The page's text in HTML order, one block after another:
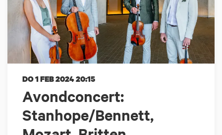
Avondconcert:
Stanhope/Bennett,
DO 1 FEB 202420:15